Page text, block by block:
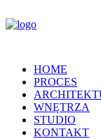
HOME
PROCES
WNĘTRZA
STUDIO
KONTAKT